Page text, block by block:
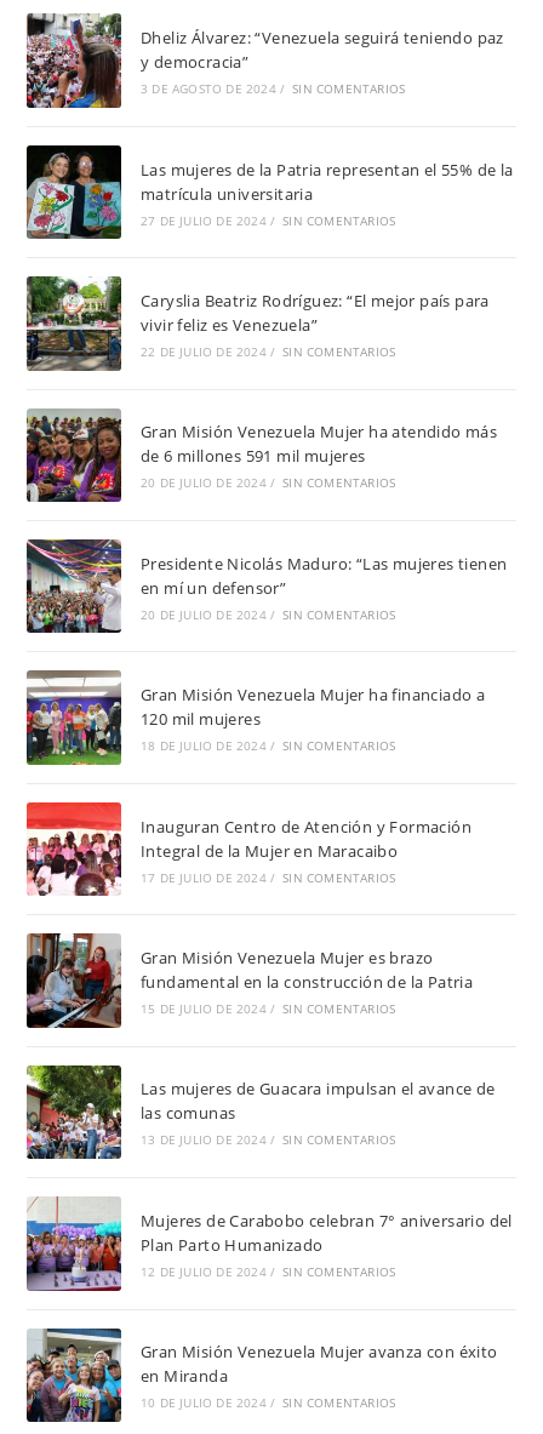
Dheliz Álvarez: “Venezuela seguirá teniendo paz
y democracia”
3 DE AGOSTO DE 2024 / SIN COMENTARIOS
Las mujeres de la Patria representan el 55% de la
matrícula universitaria
27 DE JULIO DE 2024 / SIN COMENTARIOS
Caryslia Beatriz Rodríguez: “El mejor país para
vivir feliz es Venezuela”
22 DE JULIO DE 2024 / SIN COMENTARIOS
Gran Misión Venezuela Mujer ha atendido más
de 6 millones 591 mil mujeres
20 DE JULIO DE 2024 / SIN COMENTARIOS
Presidente Nicolás Maduro: “Las mujeres tienen
en mí un defensor”
20 DE JULIO DE 2024 / SIN COMENTARIOS
Gran Misión Venezuela Mujer ha financiado a
120 mil mujeres
18 DE JULIO DE 2024 / SIN COMENTARIOS
Inauguran Centro de Atención y Formación
Integral de la Mujer en Maracaibo
17 DE JULIO DE 2024 / SIN COMENTARIOS
Gran Misión Venezuela Mujer es brazo
fundamental en la construcción de la Patria
15 DE JULIO DE 2024 / SIN COMENTARIOS
Las mujeres de Guacara impulsan el avance de
las comunas
13 DE JULIO DE 2024 / SIN COMENTARIOS
Mujeres de Carabobo celebran 7° aniversario del
Plan Parto Humanizado
12 DE JULIO DE 2024 / SIN COMENTARIOS
Gran Misión Venezuela Mujer avanza con éxito
en Miranda
10 DE JULIO DE 2024 / SIN COMENTARIOS